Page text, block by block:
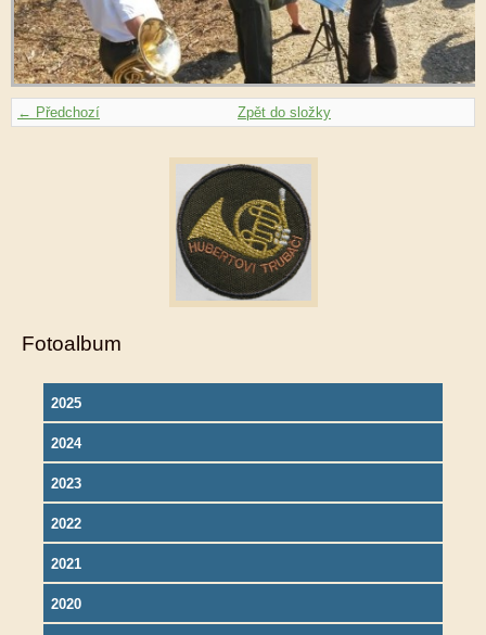
← Předchozí Zpět do složky
Fotoalbum
2025
2024
2023
2022
2021
2020